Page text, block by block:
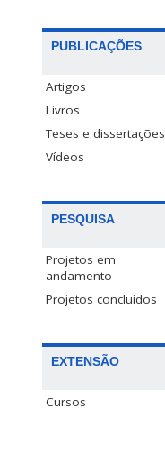
PUBLICAÇÕES
Artigos
Livros
Teses e dissertações
Vídeos
PESQUISA
Projetos em
andamento
Projetos concluídos
EXTENSÃO
Cursos